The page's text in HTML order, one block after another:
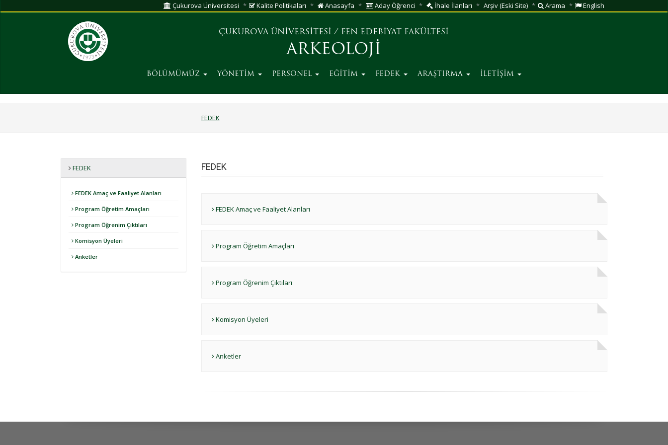
Çukurova Üniversitesi Kalite Politikaları Anasayfa Aday Öğrenci İhale İlanları Arşiv (Eski Site) Arama English
ÇUKUROVA ÜNİVERSİTESİ / FEN EDEBİYAT FAKÜLTESİ
ARKEOLOJİ
BÖLÜMÜMÜZ YÖNETİM PERSONEL EĞİTİM FEDEK ARAŞTIRMA İLETİŞİM
FEDEK
FEDEK
FEDEK Amaç ve Faaliyet Alanları
Program Öğretim Amaçları
Program Öğrenim Çıktıları
Komisyon Üyeleri
Anketler
FEDEK
FEDEK Amaç ve Faaliyet Alanları
Program Öğretim Amaçları
Program Öğrenim Çıktıları
Komisyon Üyeleri
Anketler